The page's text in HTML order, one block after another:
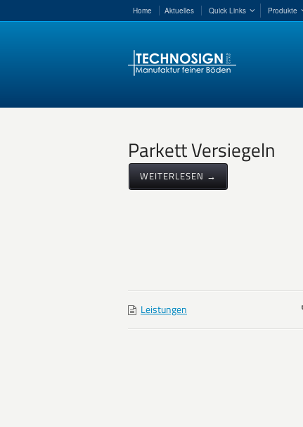
Home Aktuelles Quick Links Produkte
Parkett Versiegeln
WEITERLESEN →
Leistungen